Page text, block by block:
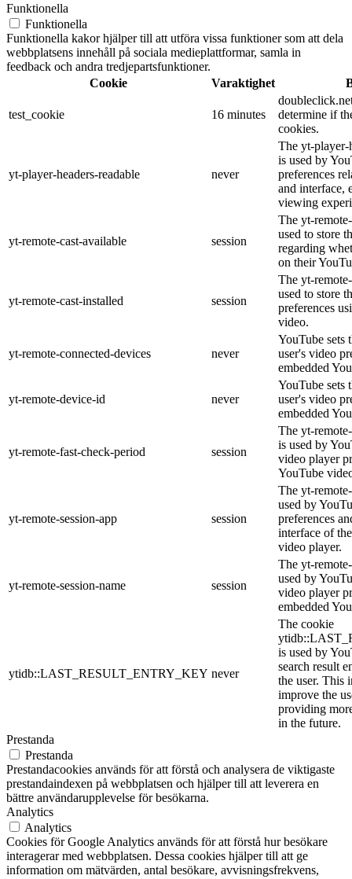
Funktionella
Funktionella
Funktionella kakor hjälper till att utföra vissa funktioner som att dela
webbplatsens innehåll på sociala medieplattformar, samla in
feedback och andra tredjepartsfunktioner.
Cookie
Varaktighet
test_cookie 16 minutes
determine if
cookies.
yt-player-headers-readable never
The yt-player-
is used by
preferences
and interface,
viewing
yt-remote-cast-available session
The yt-
used to store
regarding
on their
yt-remote-cast-installed session
The yt-
used to store
preferences
video.
yt-remote-connected-devices never
YouTube sets
user's video
embedded
yt-remote-device-id never
YouTube sets
user's video
embedded
yt-remote-fast-check-period session
The yt-
is used by
video player
YouTube
yt-remote-session-app session
The yt-
used by
preferences
interface of
video player.
yt-remote-session-name session
The yt-
used by
video player
embedded
ytidb::LAST_RESULT_ENTRY_KEY never
The cookie
is used by
search result
the user. This
improve the
providing
in the future.
Prestanda
Prestanda
Prestandacookies används för att förstå och analysera de viktigaste
prestandaindexen på webbplatsen och hjälper till att leverera en
bättre användarupplevelse för besökarna.
Analytics
Analytics
Cookies för Google Analytics används för att förstå hur besökare
interagerar med webbplatsen. Dessa cookies hjälper till att ge
information om mätvärden, antal besökare, avvisningsfrekvens,